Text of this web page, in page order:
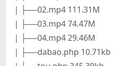
| ├──02.mp4 111.31M
| ├──03.mp4 74.47M
| ├──04.mp4 29.46M
| ├──dabao.php 10.71kb